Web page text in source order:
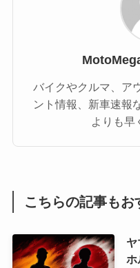
バイクやクルマ、ア
ント情報、新車速報
よりも早
こちらの記事もお
ホ